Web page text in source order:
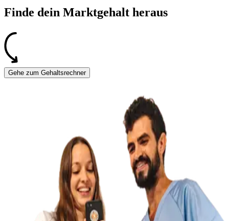
Finde dein Marktgehalt heraus
Gehe zum Gehaltsrechner